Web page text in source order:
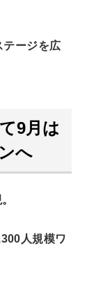
テージを広
9月は
へ
人規模ワ